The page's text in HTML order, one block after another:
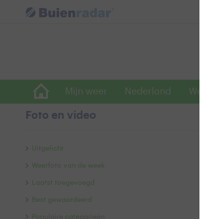
Mijn weer Nederland
Foto en video
Uitgelicht
Weerfoto van de week
Laatst toegevoegd
Best gewaardeerd
Populaire categorieën